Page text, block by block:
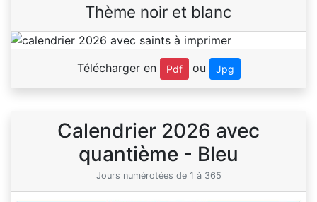
Thème noir et blanc
Télécharger en Pdf ou Jpg
Calendrier 2026 avec
quantième - Bleu
Jours numérotées de 1 à 365